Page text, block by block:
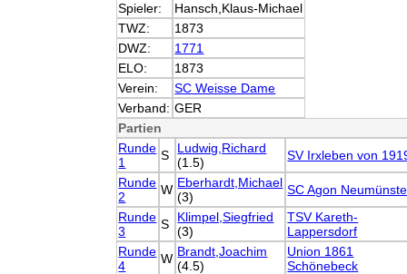
Spieler:
Hansch,Klaus-Michael
TWZ:
1873
DWZ:
1771
ELO:
1873
Verein:
SC Weisse Dame
Verband: GER
Partien
Runde
1
S
Ludwig,Richard
(1.5)
SV Irxleben von
Runde
2
W Eberhardt,Michael
(3)
SC Agon
Runde
3
S
Klimpel,Siegfried
(3)
TSV Kareth-
Lappersdorf
Runde
4
W Brandt,Joachim
(4.5)
Union 1861
Schönebeck